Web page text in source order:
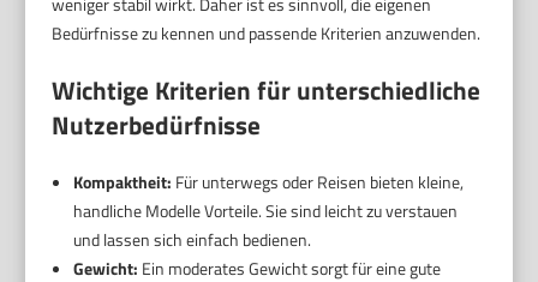
Bedürfnisse zu kennen und passende Kriterien anzuwenden.
Wichtige Kriterien für unterschiedliche
Nutzerbedürfnisse
Kompaktheit: Für unterwegs oder Reisen bieten kleine,
handliche Modelle Vorteile. Sie sind leicht zu verstauen
und lassen sich einfach bedienen.
Gewicht: Ein moderates Gewicht sorgt für eine gute